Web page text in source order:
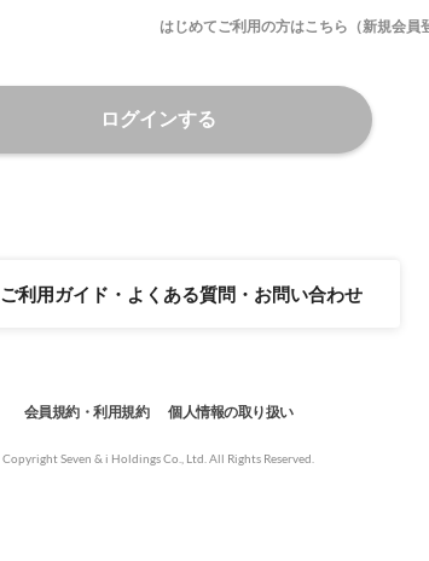
はじめてご利用の方はこちら（新規会員
ログインする
ご利用ガイド・よくある質問・お問い合わせ
会員規約・利用規約 個人情報の取り扱い
Copyright Seven & i Holdings Co., Ltd. All Rights Reserved.